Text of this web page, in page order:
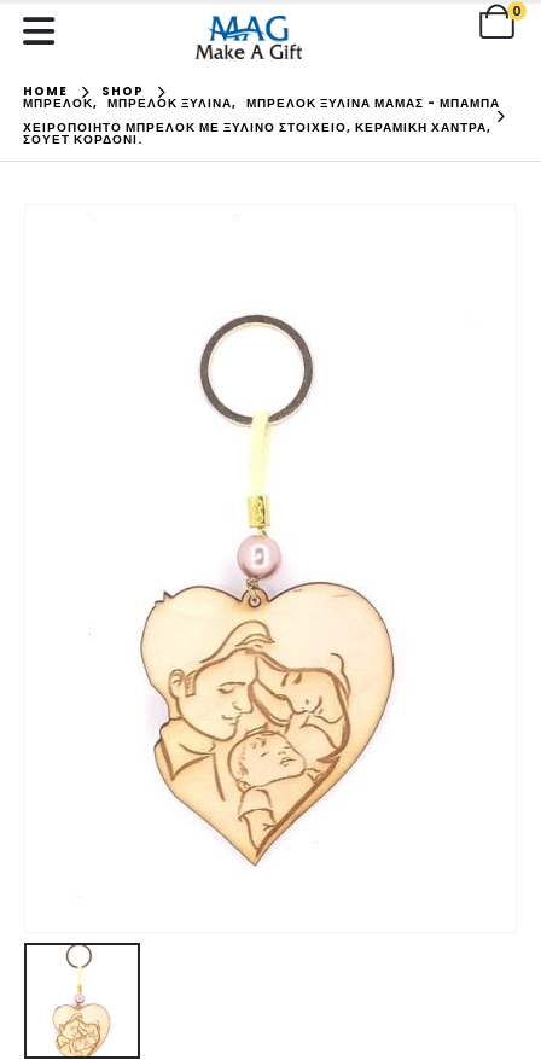
0
HOME SHOP
ΜΠΡΕΛΟΚ, ΜΠΡΕΛΟΚ ΞΥΛΙΝΑ,
ΜΠΡΕΛΟΚ ΞΥΛΙΝΑ ΜΑΜΑΣ - ΜΠΑΜΠΑ
ΧΕΙΡΟΠΟΊΗΤΟ ΜΠΡΕΛΌΚ ΜΕ ΞΎΛΙΝΟ ΣΤΟΙΧΕΊΟ, ΚΕΡΑΜΙΚΉ ΧΆΝΤΡΑ,
ΣΟΥΕΤ ΚΟΡΔΌΝΙ.